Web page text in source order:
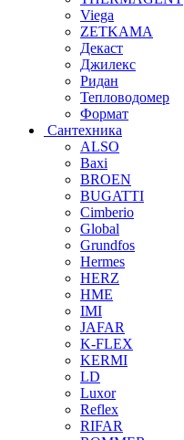
Viega
ZETKAMA
Декаст
Джилекс
Ридан
Тепловодомер
Формат
Сантехника
ALSO
Baxi
BROEN
BUGATTI
Cimberio
Global
Grundfos
Hermes
HERZ
HME
IMI
JAFAR
K-FLEX
KERMI
LD
Luxor
Reflex
RIFAR